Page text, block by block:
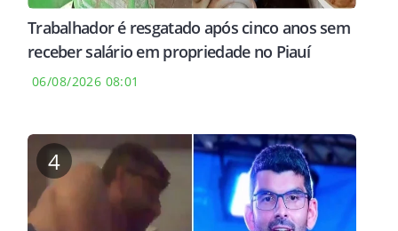
Trabalhador é resgatado após cinco anos sem
receber salário em propriedade no Piauí
06/08/2026 08:01
4